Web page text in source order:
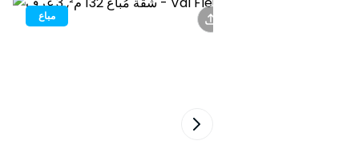
مباع